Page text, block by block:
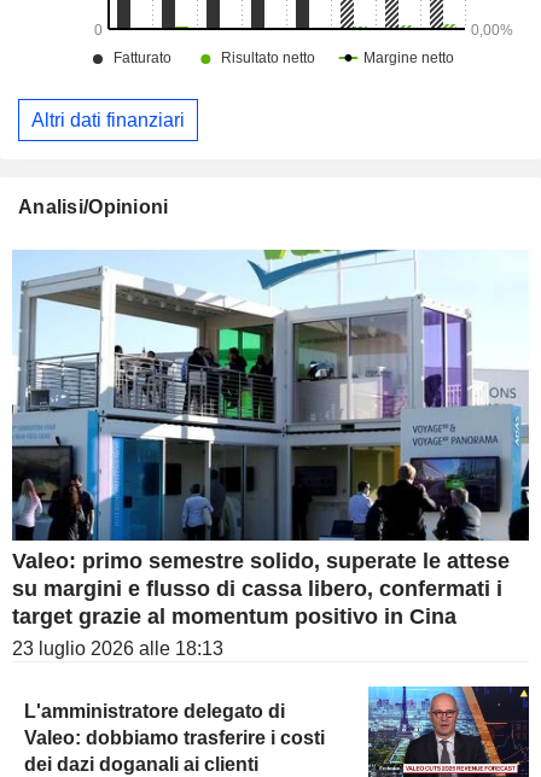
Altri dati finanziari
Analisi/Opinioni
Valeo: primo semestre solido, superate le attese
su margini e flusso di cassa libero, confermati i
target grazie al momentum positivo in Cina
23 luglio 2026 alle 18:13
L'amministratore delegato di
Valeo: dobbiamo trasferire i costi
dei dazi doganali ai clienti